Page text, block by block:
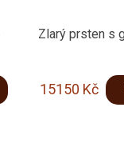
Zlarý prsten s
15150 Kč